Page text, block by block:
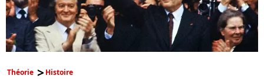
Théorie Histoire